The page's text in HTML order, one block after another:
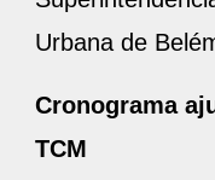
Urbana de
Cronograma
TCM